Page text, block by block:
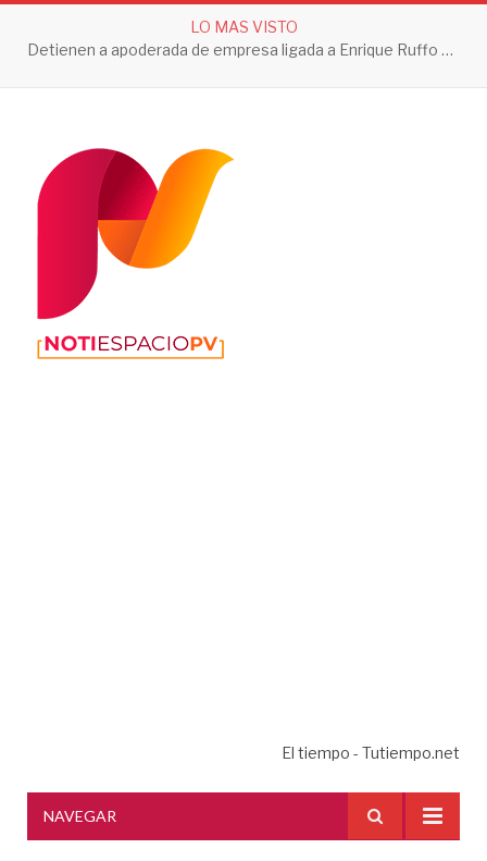
LO MAS VISTO
Detienen a apoderada de empresa ligada a Enrique Ruffo por investigación de Huachicol Fiscal
El tiempo - Tutiempo.net
NAVEGAR